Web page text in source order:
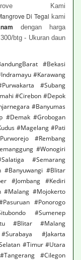
Kami
Di Tegal kami
dengan harga
btg - Ukuran daun
#Bekasi
#Karawang
#Subang
#Cirebon #Depok
#Banyumas
#Demak #Grobogan
#Magelang #Pati
#Rembang
#Wonogiri
#Semarang
#Banyuwangi #Blitar
#Jombang #Kediri
#Malang #Mojokerto
#Ponorogo
#Sumenep
#Blitar #Malang
#Jakarta
#Timur #Utara
#Cilegon